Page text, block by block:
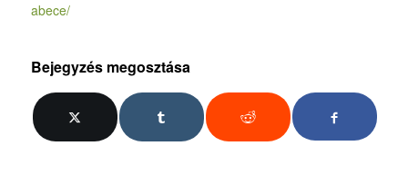
abece/
Bejegyzés megosztása